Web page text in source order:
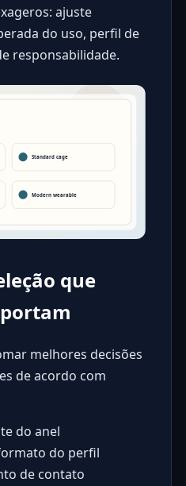
ajuste
do uso, perfil de
responsabilidade.
que
melhores decisões
de acordo com
do anel
do perfil
de contato